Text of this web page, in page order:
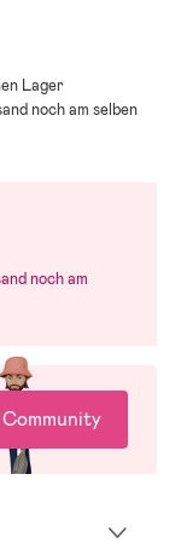
Lager
noch am selben
noch am